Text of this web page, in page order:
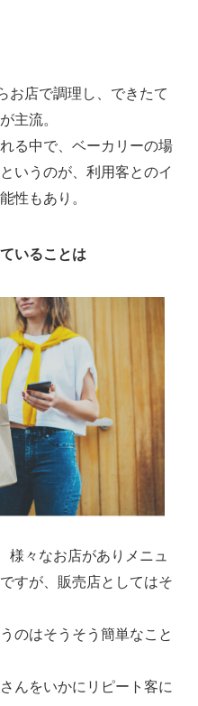
お店で調理し、できたて
主流。
る中で、ベーカリーの場
いうのが、利用客とのイ
性もあり。
いることは
様々なお店がありメニュ
すが、販売店としてはそ
のはそうそう簡単なこと
んをいかにリピート客に